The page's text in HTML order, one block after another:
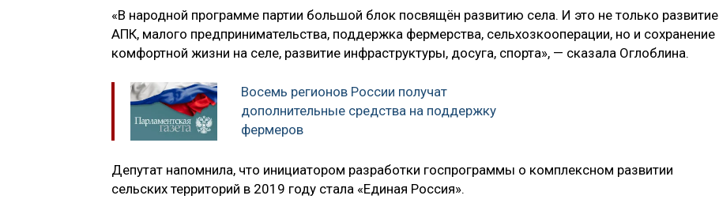
«В народной программе партии большой блок посвящён развитию села. И это не только развитие
АПК, малого предпринимательства, поддержка фермерства, сельхозкооперации, но и сохранение
комфортной жизни на селе, развитие инфраструктуры, досуга, спорта», — сказала Оглоблина.
Восемь регионов России получат
дополнительные средства на поддержку
фермеров
Депутат напомнила, что инициатором разработки госпрограммы о комплексном развитии
сельских территорий в 2019 году стала «Единая Россия».